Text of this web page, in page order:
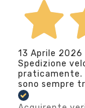
13 Aprile 2026
Spedizione
praticamente.
sono sempre